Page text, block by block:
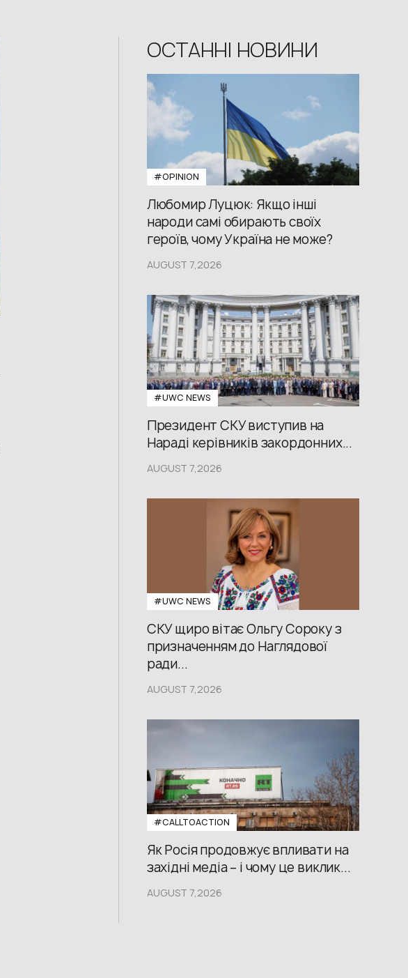
ОСТАННІ НОВИНИ
#OPINION
Любомир Луцюк: Якщо інші
народи самі обирають своїх
героїв, чому Україна не може?
AUGUST 7,2026
#UWС NEWS
Президент СКУ виступив на
Нараді керівників закордонних...
AUGUST 7,2026
#UWС NEWS
СКУ щиро вітає Ольгу Сороку з
призначенням до Наглядової
ради...
AUGUST 7,2026
#CALLTOACTION
Як Росія продовжує впливати на
західні медіа – і чому це виклик...
AUGUST 7,2026